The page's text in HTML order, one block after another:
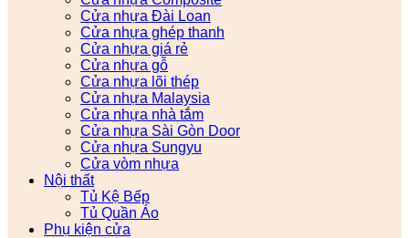
Cửa nhựa Đài Loan
Cửa nhựa ghép thanh
Cửa nhựa giá rẻ
Cửa nhựa gỗ
Cửa nhựa lõi thép
Cửa nhựa Malaysia
Cửa nhựa nhà tắm
Cửa nhựa Sài Gòn Door
Cửa nhựa Sungyu
Cửa vòm nhựa
Nội thất
Tủ Kệ Bếp
Tủ Quần Áo
Phụ kiện cửa